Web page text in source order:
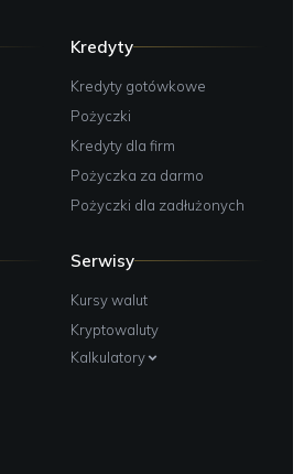
Kredyty
Kredyty gotówkowe
Pożyczki
Kredyty dla firm
Pożyczka za darmo
Pożyczki dla zadłużonych
Serwisy
Kursy walut
Kryptowaluty
Kalkulatory